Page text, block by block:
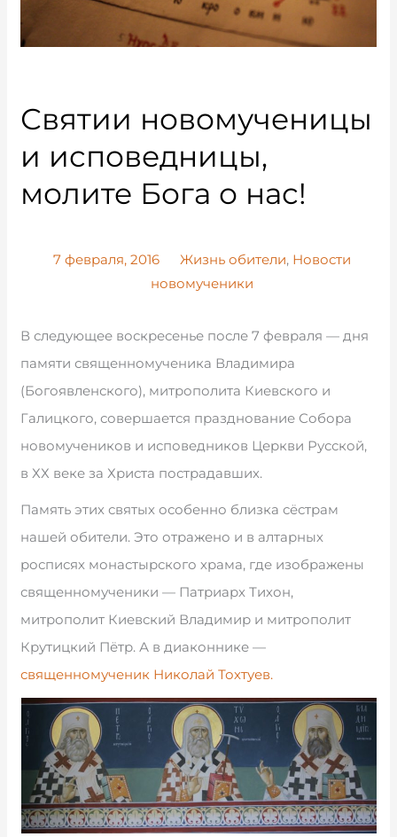
Святии новомученицы
и исповедницы,
молите Бога о нас!
7 февраля, 2016 Жизнь обители, Новости
новомученики
В следующее воскресенье после 7 февраля — дня
памяти священномученика Владимира
(Богоявленского), митрополита Киевского и
Галицкого, совершается празднование Собора
новомучеников и исповедников Церкви Русской,
в ХХ веке за Христа пострадавших.
Память этих святых особенно близка сёстрам
нашей обители. Это отражено и в алтарных
росписях монастырского храма, где изображены
священномученики — Патриарх Тихон,
митрополит Киевский Владимир и митрополит
Крутицкий Пётр. А в диаконнике —
священномученик Николай Тохтуев.